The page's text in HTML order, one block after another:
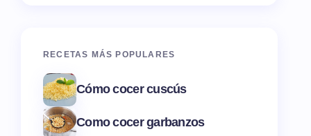
RECETAS MÁS POPULARES
Cómo cocer cuscús
Como cocer garbanzos